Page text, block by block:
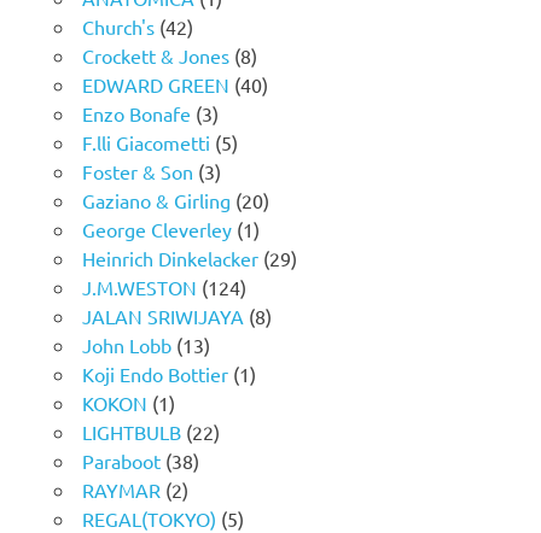
Church's(42)
Crockett & Jones(8)
EDWARD GREEN (40)
Enzo Bonafe (3)
F.lli Giacometti (5)
Foster & Son (3)
Gaziano & Girling (20)
George Cleverley(1)
Heinrich Dinkelacker(29)
J.M.WESTON (124)
JALAN SRIWIJAYA (8)
John Lobb(13)
Koji Endo Bottier(1)
KOKON (1)
LIGHTBULB(22)
Paraboot(38)
RAYMAR (2)
REGAL(TOKYO) (5)